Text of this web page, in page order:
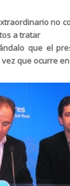
no
a tratar
que el
que ocurre